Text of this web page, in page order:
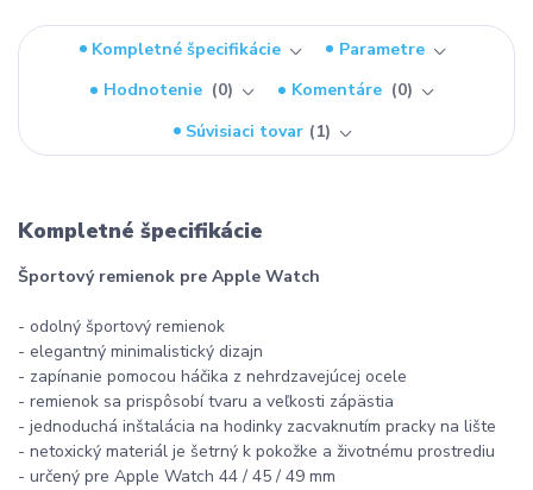
Kompletné špecifikácie
Parametre
Hodnotenie
0 Komentáre
0
Súvisiaci tovar
1
Kompletné špecifikácie
Športový remienok pre Apple Watch
- odolný športový remienok
- elegantný minimalistický dizajn
- zapínanie pomocou háčika z nehrdzavejúcej ocele
- remienok sa prispôsobí tvaru a veľkosti zápästia
- jednoduchá inštalácia na hodinky zacvaknutím pracky na lište
- netoxický materiál je šetrný k pokožke a životnému prostrediu
- určený pre Apple Watch 44 / 45 / 49 mm